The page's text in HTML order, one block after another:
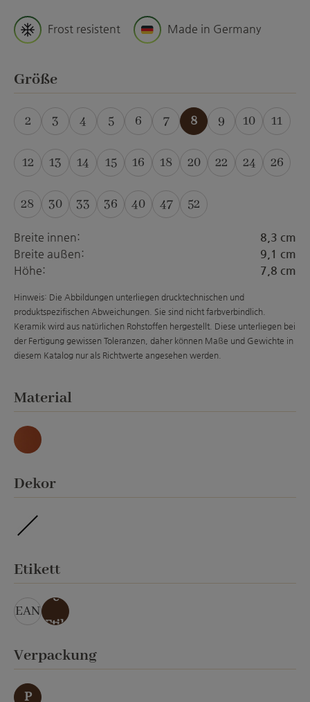
Frost resistent Made in Germany
Größeauswählen
2
(Diese Option ist zurzeit nicht verfügbar.)
3
(Diese Option ist zurzeit nicht verfügbar.)
4
(Diese Option ist zurzeit nicht
5
(Diese Option ist zurzeit nicht
6 7 8 9 10 11
12 13 14 15 16 18 20 22 24 26
28 30 33 36 40 47 52
(Diese Option ist
Breite innen:
8,3 cm
Breite außen:
9,1 cm
Höhe:
7,8 cm
Hinweis: Die Abbildungen unterliegen drucktechnischen und
produktspezifischen Abweichungen. Sie sind nicht farbverbindlich.
Keramik wird aus natürlichen Rohstoffen hergestellt. Diese unterliegen bei
der Fertigung gewissen Toleranzen, daher können Maße und Gewichte in
diesem Katalog nur als Richtwerte angesehen werden.
Materialauswählen
Natur
Dekorauswählen
Etikettauswählen
EAN
ohn
e
Etik
ett
Verpackungauswählen
P